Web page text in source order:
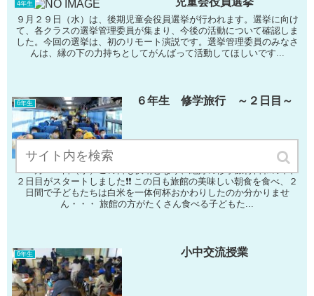
4年生
９月２９日（水）は、後期児童会役員選挙が行われます。選挙に向け
て、各クラスの選挙管理委員が集まり、今後の活動について確認しま
した。今回の選挙は、初のリモート演説です。選挙管理委員のみなさ
んは、縁の下の力持ちとしてがんばって活動してほしいです...
6年生 ６年生 修学旅行 ～２日目～
１１月２２日（水）この日も快晴となり、絶好の修学旅行日和の中、
２日目がスタートしました❗❗ この日も旅館の美味しい朝食を食べ、２
日間で子どもたちは白米を一体何杯おかわりしたのか分かりませ
ん・・・ 旅館の方がたくさん食べる子どもた...
6年生 小中交流授業